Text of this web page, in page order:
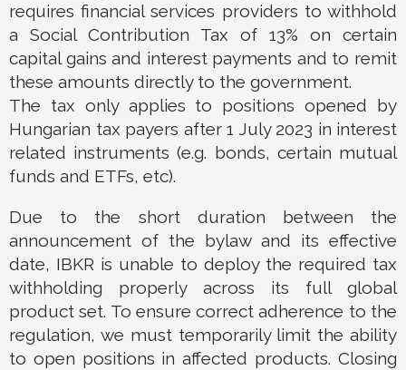
requires financial services providers to withhold
a Social Contribution Tax of 13% on certain
capital gains and interest payments and to remit
these amounts directly to the government.
The tax only applies to positions opened by
Hungarian tax payers after 1 July 2023 in interest
related instruments (e.g. bonds, certain mutual
funds and ETFs, etc).
Due to the short duration between the
announcement of the bylaw and its effective
date, IBKR is unable to deploy the required tax
withholding properly across its full global
product set. To ensure correct adherence to the
regulation, we must temporarily limit the ability
to open positions in affected products. Closing